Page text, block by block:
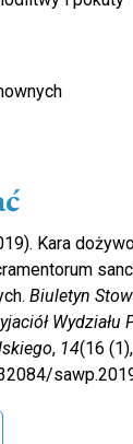
Kara
Biuletyn
Wydziału
, 14(16